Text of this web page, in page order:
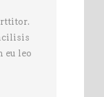
eu leo